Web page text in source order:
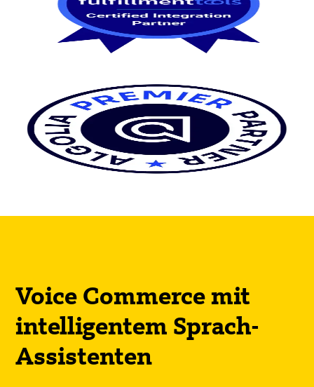
Voice Commerce mit
intelligentem Sprach-
Assistenten